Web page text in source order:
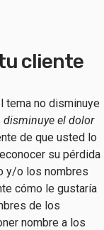
cliente
tema no disminuye
disminuye el dolor
de que usted lo
su pérdida
y/o los nombres
cómo le gustaría
de los
nombre a los